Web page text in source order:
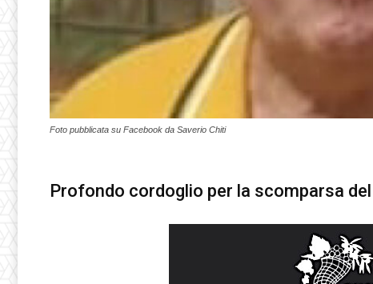
Foto pubblicata su Facebook da Saverio Chiti
Profondo cordoglio per la scomparsa